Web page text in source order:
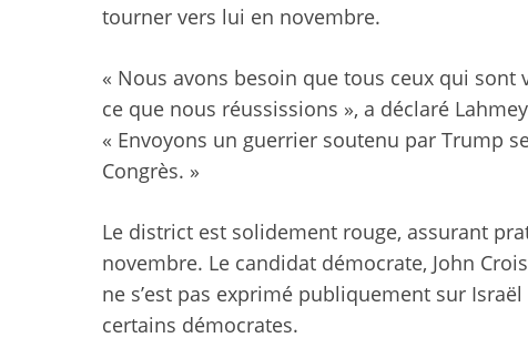
tourner vers lui en novembre.
« Nous avons besoin que tous ceux qui
ce que nous réussissions », a déclaré
« Envoyons un guerrier soutenu par Trump
Congrès. »
Le district est solidement rouge, assurant
novembre. Le candidat démocrate, John
ne s’est pas exprimé publiquement sur
certains démocrates.